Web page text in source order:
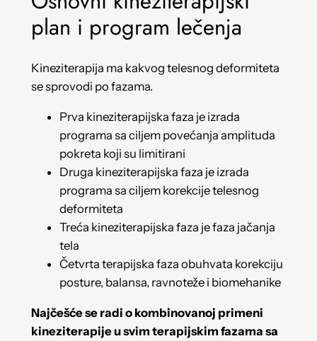
plan i program lečenja
Kineziterapija ma kakvog telesnog deformiteta
se sprovodi po fazama.
Prva kineziterapijska faza je izrada
programa sa ciljem povećanja amplituda
pokreta koji su limitirani
Druga kineziterapijska faza je izrada
programa sa ciljem korekcije telesnog
deformiteta
Treća kineziterapijska faza je faza jačanja
tela
Četvrta terapijska faza obuhvata korekciju
posture, balansa, ravnoteže i biomehanike
Najčešće se radi o kombinovanoj primeni
kineziterapije u svim terapijskim fazama sa